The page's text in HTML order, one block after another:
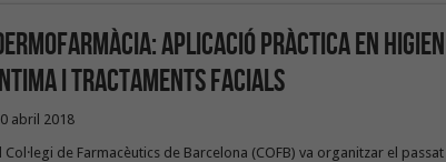
aplicació pràctica en
i tractaments facials
abril 2018
Col·legi de Farmacèutics de Barcelona (COFB) va organitzar el